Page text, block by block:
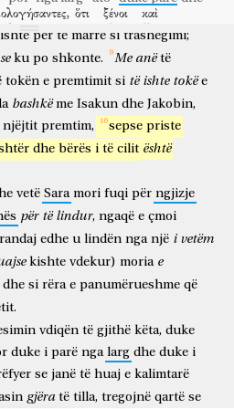
ὅτι ξένοι καὶ
οἱ
ata
γὰρ
sepse
τοιαῦτα
të tilla
λέγοντες,
që thonë
kërkojnë
καὶ εἰ μὲν ἐκείνης
εἶχον
kishin
ἂν
do
καιρὸν
kohë
κρείττονος
më të mirë
ὀρέγονται,
aspirojnë
τοῦτ’
kjo
ἔστιν
është
ἡτοίμασεν
përgatiti
γὰρ
sepse
αὐτοῖς
atyre
πόλιν.
qytet
τὸν Ἰσαὰκ
Isakun
πειραζόμενος,
duke u sprovuar
ὁ τὰς ἐπαγγελίας ἀναδεξάμενος,
që mori
ἐν
në
Ἰσαὰκ κληθήσεταί σοι σπέρμα;
ἐκ νεκρῶν
të vdekurve
ἐγείρειν
për të ngjallur
ὅθεν
nga
αὐτὸν
atë
καὶ
edhe
ἐν
në
παραβολῇ
shëmbëlltyrë
περὶ μελλόντων,
që vijnë
εὐλόγησεν
bekoi Isaku
t'u thirrur Abrahami, u bind
për të marrë si trashëgimi;
se ku po shkonte. Me anë të
tokën e premtimit si të ishte tokë e
bashkë me Isakun dhe Jakobin,
njëjtit premtim, sepse priste
dhe bërës i të cilit është
vetë Sara mori fuqi për ngjizje
për të lindur, ngaqë e çmoi
edhe u lindën nga një i vetëm
kishte vdekur) moria e
dhe si rëra e panumërueshme që
vdiqën të gjithë këta, duke
duke i parë nga larg dhe duke i
se janë të huaj e kalimtarë
gjëra të tilla, tregojnë qartë se